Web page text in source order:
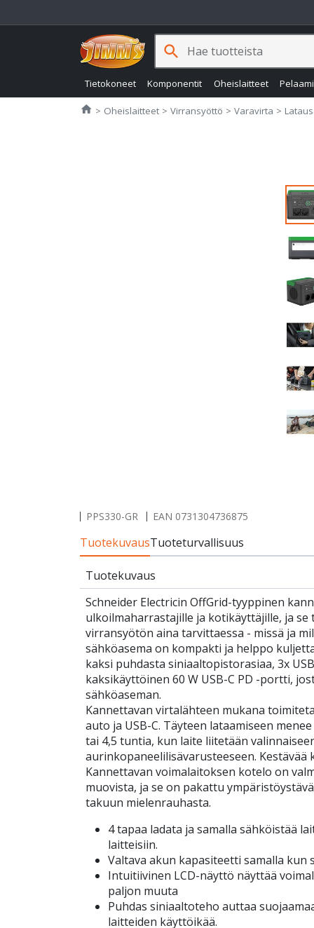
Tietokoneet Komponentit Oheislaitteet
search
home Jimms.fi
Oheislaitteet Virransyöttö Varavirta
PPS330-GR EAN 0731304736875
TuotekuvausTuoteturvallisuus
Tuotekuvaus
Schneider Electricin OffGrid-tyyppinen
ulkoilmaharrastajille ja kotikäyttäjille, ja se
virransyötön aina tarvittaessa - missä ja
sähköasema on kompakti ja helppo
kaksi puhdasta siniaaltopistorasiaa, 3x
kaksikäyttöinen 60 W USB-C PD -portti,
sähköaseman.
Kannettavan virtalähteen mukana
auto ja USB-C. Täyteen lataamiseen
tai 4,5 tuntia, kun laite liitetään
aurinkopaneelilisävarusteeseen.
Kannettavan voimalaitoksen kotelo on
muovista, ja se on pakattu
takuun mielenrauhasta.
4 tapaa ladata ja samalla sähköistää
laitteisiin.
Valtava akun kapasiteetti samalla kun
Intuitiivinen LCD-näyttö näyttää
paljon muuta
Puhdas siniaaltoteho auttaa
laitteiden käyttöikää.